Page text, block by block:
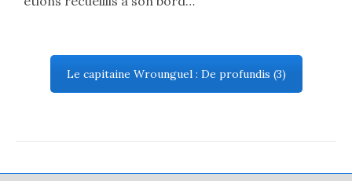
Le capitaine Wrounguel : De profundis (3)